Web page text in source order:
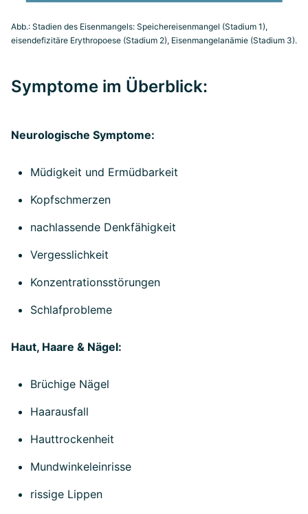
Abb.: Stadien des Eisenmangels: Speichereisenmangel (Stadium 1),
eisendefizitäre Erythropoese (Stadium 2), Eisenmangelanämie (Stadium 3).
Symptome im Überblick:
Neurologische Symptome:
Müdigkeit und Ermüdbarkeit
Kopfschmerzen
nachlassende Denkfähigkeit
Vergesslichkeit
Konzentrationsstörungen
Schlafprobleme
Haut, Haare & Nägel:
Brüchige Nägel
Haarausfall
Hauttrockenheit
Mundwinkeleinrisse
rissige Lippen